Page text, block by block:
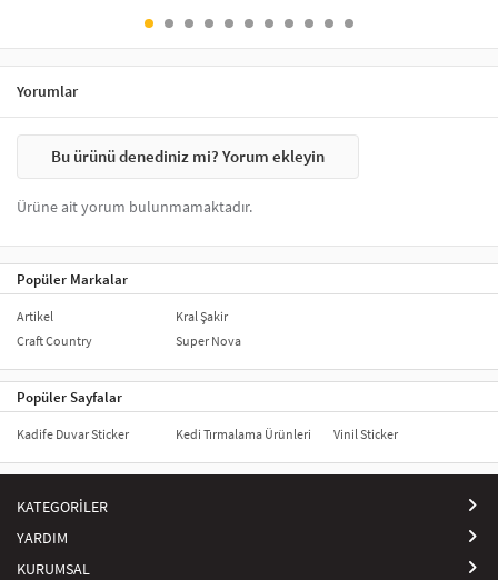
Yorumlar
Bu ürünü denediniz mi? Yorum ekleyin
Ürüne ait yorum bulunmamaktadır.
Popüler Markalar
Artikel
Craft Country
Kral Şakir
Super Nova
Popüler Sayfalar
Kadife Duvar Sticker Kedi Tırmalama Ürünleri Vinil Sticker
KATEGORİLER
YARDIM
KURUMSAL